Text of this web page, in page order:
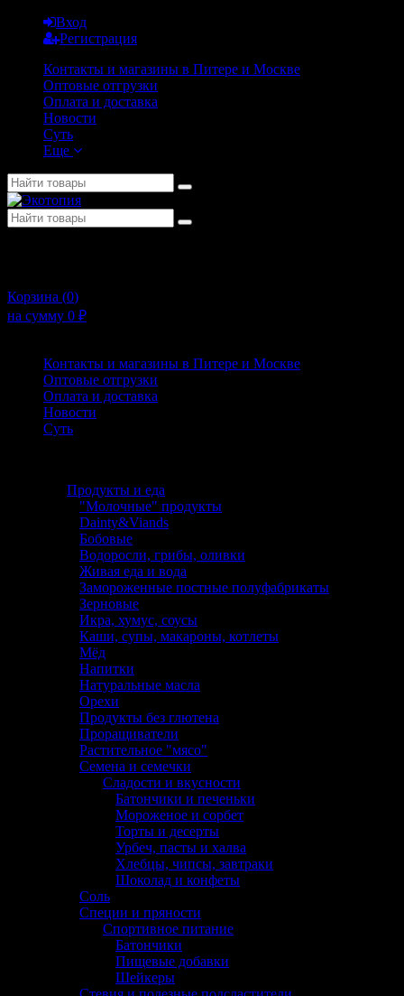
Вход
Регистрация
Контакты и магазины в Питере и Москве
Оптовые отгрузки
Оплата и доставка
Новости
Суть
Еще
Корзина (0)
на сумму 0 ₽
Контакты и магазины в Питере и Москве
Оптовые отгрузки
Оплата и доставка
Новости
Суть
Продукты и еда
"Молочные" продукты
Dainty&Viands
Бобовые
Водоросли, грибы, оливки
Живая еда и вода
Замороженные постные полуфабрикаты
Зерновые
Икра, хумус, соусы
Каши, супы, макароны, котлеты
Мёд
Напитки
Натуральные масла
Орехи
Продукты без глютена
Проращиватели
Растительное "мясо"
Семена и семечки
Сладости и вкусности
Батончики и печеньки
Мороженое и сорбет
Торты и десерты
Урбеч, пасты и халва
Хлебцы, чипсы, завтраки
Шоколад и конфеты
Соль
Специи и пряности
Спортивное питание
Батончики
Пищевые добавки
Шейкеры